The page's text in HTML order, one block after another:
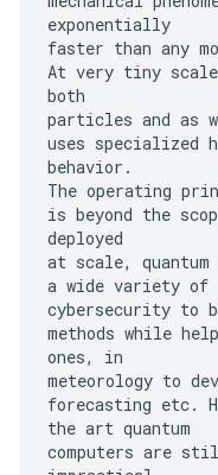
exponentially
faster than any
At very tiny
both
particles and as
uses specialized
behavior.
The operating
is beyond the
deployed
at scale, quantum
a wide variety of
cybersecurity to
methods while
ones, in
meteorology to
forecasting etc.
the art quantum
computers are